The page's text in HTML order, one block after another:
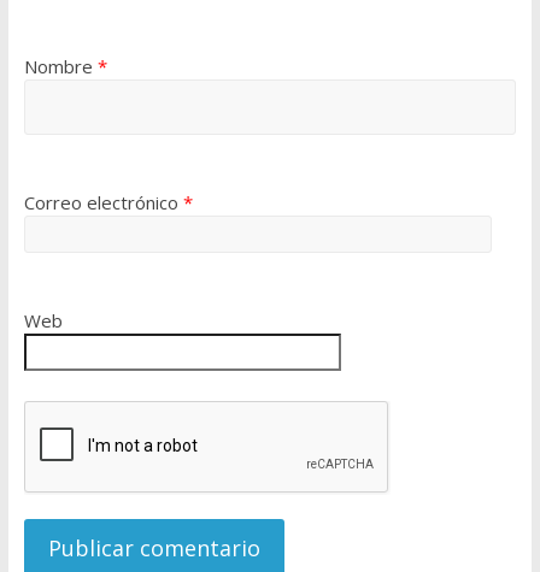
Nombre *
Correo electrónico *
Web